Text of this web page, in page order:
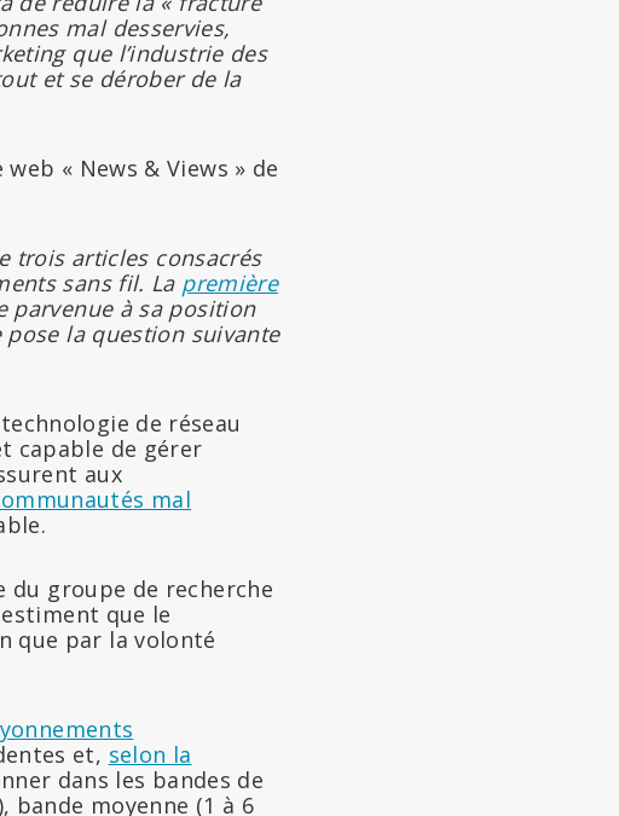
mal desservies,
que l’industrie des
et se dérober de la
web « News & Views » de
trois articles consacrés
sans fil. La première
parvenue à sa position
la question suivante
de réseau
capable de gérer
aux
mal
du groupe de recherche
que le
que par la volonté
et, selon la
dans les bandes de
bande moyenne (1 à 6